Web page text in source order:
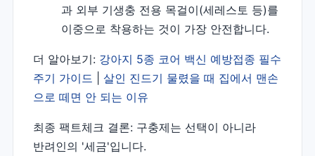
과 외부 기생충 전용 목걸이(세레스토 등)를
이중으로 착용하는 것이 가장 안전합니다.
더 알아보기: 강아지 5종 코어 백신 예방접종 필수
주기 가이드
살인 진드기 물렸을 때 집에서 맨손
으로 떼면 안 되는 이유
최종 팩트체크 결론: 구충제는 선택이 아니라
반려인의 '세금'입니다.